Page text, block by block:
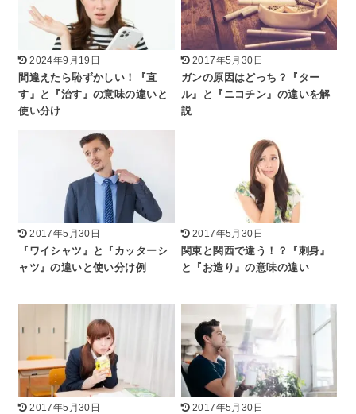
2024年9月19日
間違えたら恥ずかしい！『直
す』と『治す』の意味の違いと
使い分け
2017年5月30日
ガンの原因はどっち？『ター
ル』と『ニコチン』の違いを解
説
2017年5月30日
『ワイシャツ』と『カッターシ
ャツ』の違いと使い分け例
2017年5月30日
関東と関西で違う！？『刺身』
と『お造り』の意味の違い
2017年5月30日
2017年5月30日